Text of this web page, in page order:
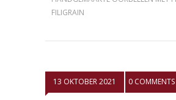
FILIGRAIN
13 OKTOBER 2021 0 COMMENTS